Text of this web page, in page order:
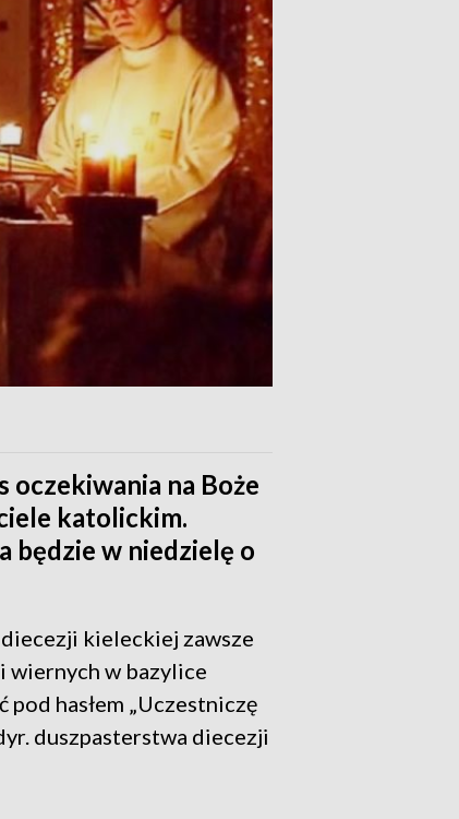
oczekiwania na Boże
katolickim.
będzie w niedzielę o
kieleckiej zawsze
wiernych w bazylice
hasłem „Uczestniczę
duszpasterstwa diecezji